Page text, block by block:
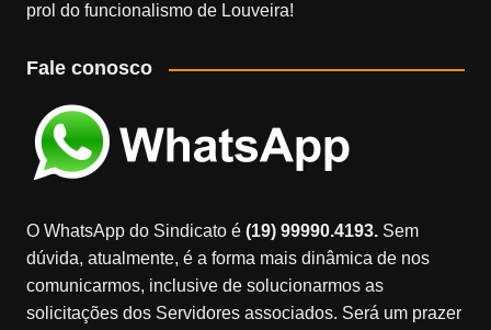
prol do funcionalismo de Louveira!
Fale conosco
O WhatsApp do Sindicato é(19) 99990.4193.Sem
dúvida, atualmente, é a forma mais dinâmica de nos
comunicarmos, inclusive de solucionarmos as
solicitações dos Servidores associados. Será um prazer